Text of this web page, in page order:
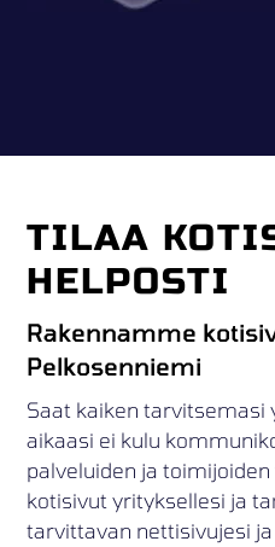
TILAA
HELPOSTI
Rakennamme
Pelkosenniemi
Saat kaiken tarvitsemasi
aikaasi ei kulu
palveluiden ja
kotisivut yrityksellesi ja
tarvittavan nettisivujesi